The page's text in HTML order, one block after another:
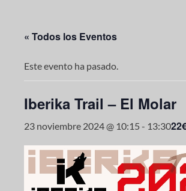
« Todos los Eventos
Este evento ha pasado.
Iberika Trail – El Molar
23 noviembre 2024 @ 10:15 - 13:30